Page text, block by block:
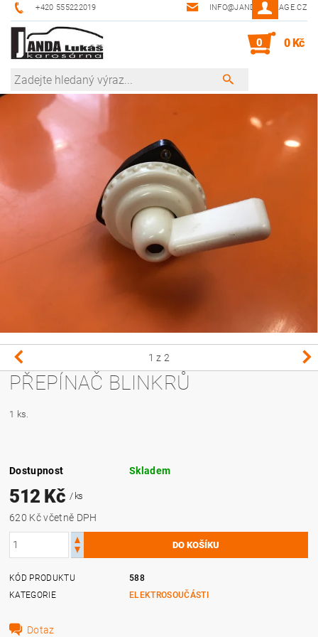
+420 555222019 INFO@JANDA-GARAGE.CZ
0 0 Kč
1 z 2
PŘEPÍNAČ BLINKRŮ
1 ks.
Dostupnost Skladem
512 Kč / ks
620 Kč včetně DPH
KÓD PRODUKTU
588
KATEGORIE
ELEKTROSOUČÁSTI
Dotaz